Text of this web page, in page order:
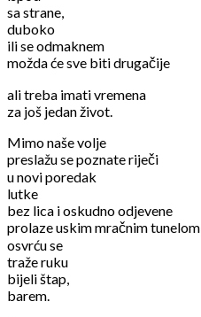
sa strane,
duboko
ili se odmaknem
možda će sve biti drugačije
ali treba imati vremena
za još jedan život.
Mimo naše volje
preslažu se poznate riječi
u novi poredak
lutke
bez lica i oskudno odjevene
prolaze uskim mračnim tunelom
osvrću se
traže ruku
bijeli štap,
barem.